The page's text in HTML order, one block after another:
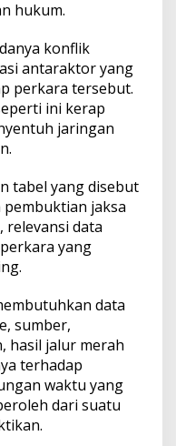
hukum.
konflik
antaraktor yang
perkara tersebut.
ini kerap
jaringan
tabel yang disebut
pembuktian jaksa
data
yang
data
sumber,
hasil jalur merah
terhadap
waktu yang
dari suatu